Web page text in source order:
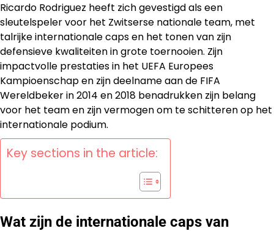
Ricardo Rodriguez heeft zich gevestigd als een
sleutelspeler voor het Zwitserse nationale team, met
talrijke internationale caps en het tonen van zijn
defensieve kwaliteiten in grote toernooien. Zijn
impactvolle prestaties in het UEFA Europees
Kampioenschap en zijn deelname aan de FIFA
Wereldbeker in 2014 en 2018 benadrukken zijn belang
voor het team en zijn vermogen om te schitteren op het
internationale podium.
Key sections in the article:
Wat zijn de internationale caps van